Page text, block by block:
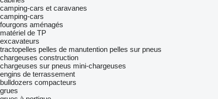
camping-cars et caravanes
camping-cars
fourgons aménagés
matériel de TP
excavateurs
tractopelles pelles de manutention pelles sur pneus
chargeuses construction
chargeuses sur pneus mini-chargeuses
engins de terrassement
bulldozers compacteurs
grues